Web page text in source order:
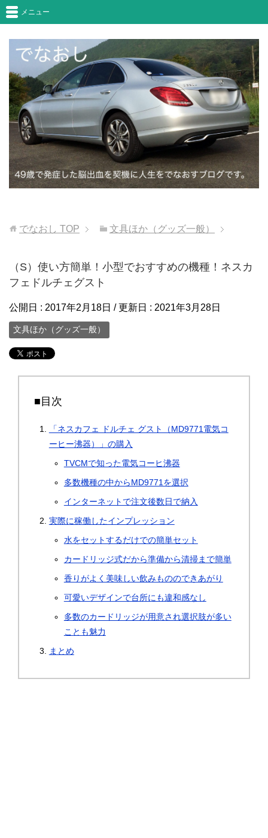
メニュー
でなおし TOP 文具ほか（グッズ一般）
（S）使い方簡単！小型でおすすめの機種！ネスカ
フェドルチェグスト
公開日 : 2017年2月18日 / 更新日 : 2021年3月28日
文具ほか（グッズ一般）
■目次
「ネスカフェ ドルチェ グスト（MD9771電気コ
ーヒー沸器）」の購入
TVCMで知った電気コーヒ沸器
多数機種の中からMD9771を選択
インターネットで注文後数日で納入
実際に稼働したインプレッション
水をセットするだけでの簡単セット
カードリッジ式だから準備から清掃まで簡単
香りがよく美味しい飲みもののできあがり
可愛いデザインで台所にも違和感なし
多数のカードリッジが用意され選択肢が多い
ことも魅力
まとめ